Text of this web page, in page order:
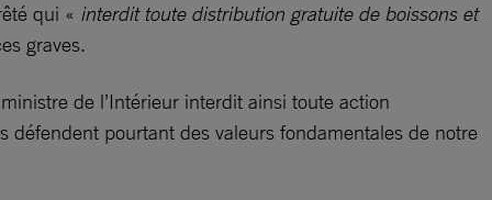
qui « interdit toute distribution gratuite de boissons et
graves.
de l’Intérieur interdit ainsi toute action
pourtant des valeurs fondamentales de notre